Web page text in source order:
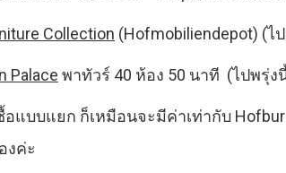
Collection (Hofmobiliendepot) (ไ
Palace พาทัวร์ 40 ห้อง 50 นาที (ไปพรุ่ง
แบบแยก ก็เหมือนจะมีค่าเท่ากับ
งค่ะ